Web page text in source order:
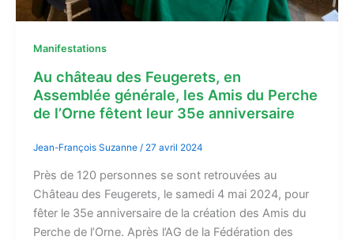
Manifestations
Au château des Feugerets, en
Assemblée générale, les Amis du Perche
de l’Orne fêtent leur 35e anniversaire
Jean-François Suzanne / 27 avril 2024
Près de 120 personnes se sont retrouvées au
Château des Feugerets, le samedi 4 mai 2024, pour
fêter le 35e anniversaire de la création des Amis du
Perche de l’Orne. Après l’AG de la Fédération des